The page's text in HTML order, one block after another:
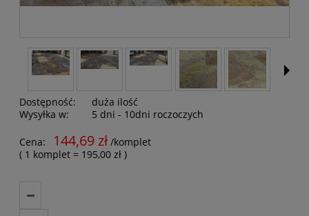
Dostępność:
duża ilość
Wysyłka w:
5 dni - 10dni roczoczych
Cena: 144,69 zł /komplet
( 1 komplet = 195,00 zł )